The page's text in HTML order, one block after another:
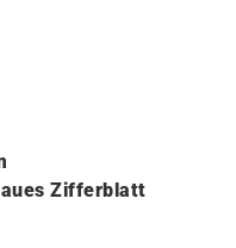
Zifferblatt